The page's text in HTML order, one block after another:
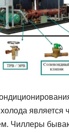
является
Чиллеры